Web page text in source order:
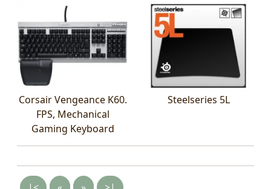
Corsair Vengeance K60.
FPS, Mechanical
Gaming Keyboard
Steelseries 5L